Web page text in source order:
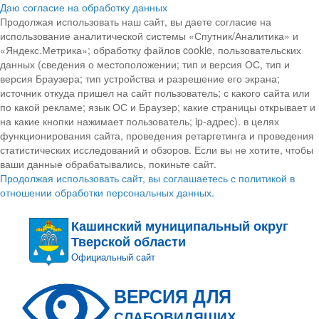
Даю согласие на обработку данных
Продолжая использовать наш сайт, вы даете согласие на
использование аналитической системы «Спутник/Аналитика» и
«Яндекс.Метрика»; обработку файлов cookie, пользовательских
данных (сведения о местоположении; тип и версия ОС, тип и
версия Браузера; тип устройства и разрешение его экрана;
источник откуда пришел на сайт пользователь; с какого сайта или
по какой рекламе; язык ОС и Браузер; какие страницы открывает и
на какие кнопки нажимает пользователь; ip-адрес). в целях
функционирования сайта, проведения ретаргетинга и проведения
статистических исследований и обзоров. Если вы не хотите, чтобы
ваши данные обрабатывались, покиньте сайт.
Продолжая использовать сайт, вы соглашаетесь с политикой в
отношении обработки персональных данных.